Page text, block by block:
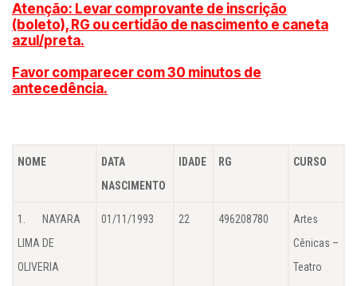
Atenção: Levar comprovante de inscrição
(boleto), RG ou certidão de nascimento e caneta
azul/preta.
Favor comparecer com 30 minutos de
antecedência.
NOME
DATA
NASCIMENTO
IDADE RG CURSO
1. NAYARA
LIMA DE
OLIVERIA
01/11/1993 22 496208780
Artes
Cênicas –
Teatro